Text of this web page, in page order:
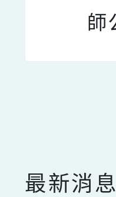
師
最新消